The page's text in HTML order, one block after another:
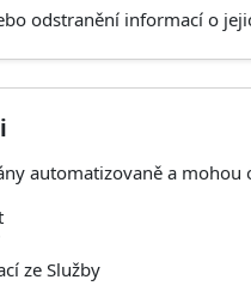
odstranění informací o
automatizovaně a
ze Služby